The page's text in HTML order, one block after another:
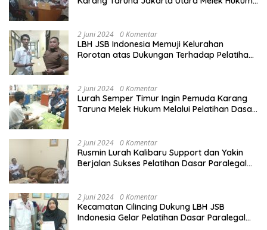
2 Juni 2024 0 Komentar
LBH JSB Indonesia Memuji Kelurahan
Rorotan atas Dukungan Terhadap Pelatihan
2 Juni 2024 0 Komentar
Lurah Semper Timur Ingin Pemuda Karang
Taruna Melek Hukum Melalui Pelatihan Dasar
2 Juni 2024 0 Komentar
Rusmin Lurah Kalibaru Support dan Yakin
Berjalan Sukses Pelatihan Dasar Paralegal
2 Juni 2024 0 Komentar
Kecamatan Cilincing Dukung LBH JSB
Indonesia Gelar Pelatihan Dasar Paralegal